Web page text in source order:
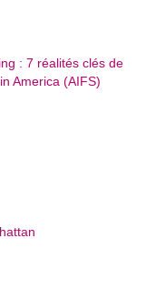
: 7 réalités clés de
America (AIFS)